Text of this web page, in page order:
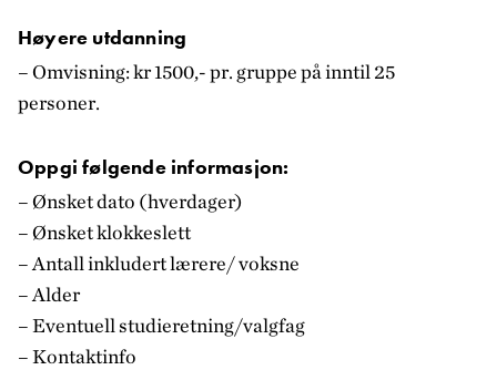
Høyere utdanning
– Omvisning: kr 1500,- pr. gruppe på inntil 25
personer.
Oppgi følgende informasjon:
– Ønsket dato (hverdager)
– Ønsket klokkeslett
– Antall inkludert lærere/ voksne
– Alder
– Eventuell studieretning/valgfag
– Kontaktinfo